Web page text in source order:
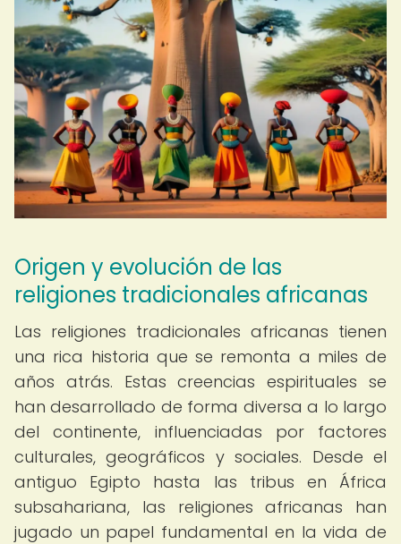
Origen y evolución de las
religiones tradicionales africanas
Las religiones tradicionales africanas tienen
una rica historia que se remonta a miles de
años atrás. Estas creencias espirituales se
han desarrollado de forma diversa a lo largo
del continente, influenciadas por factores
culturales, geográficos y sociales. Desde el
antiguo Egipto hasta las tribus en África
subsahariana, las religiones africanas han
jugado un papel fundamental en la vida de